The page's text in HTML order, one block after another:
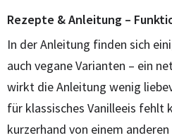
Rezepte & Anleitung –
In der Anleitung finden sich
auch vegane Varianten – ein
wirkt die Anleitung wenig
für klassisches Vanilleeis fehlt
kurzerhand von einem